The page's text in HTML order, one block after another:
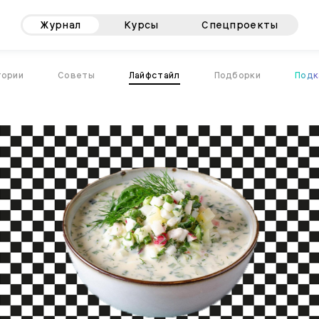
Журнал Курсы Спецпроекты
Советы Лайфстайл Подборки